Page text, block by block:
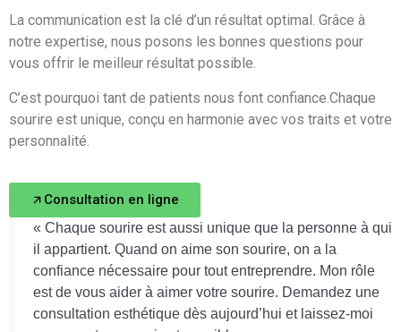
La communication est la clé d’un résultat optimal. Grâce à
notre expertise, nous posons les bonnes questions pour
vous offrir le meilleur résultat possible.
C’est pourquoi tant de patients nous font confiance.Chaque
sourire est unique, conçu en harmonie avec vos traits et votre
personnalité.
Consultation en ligne
« Chaque sourire est aussi unique que la personne à qui
il appartient. Quand on aime son sourire, on a la
confiance nécessaire pour tout entreprendre. Mon rôle
est de vous aider à aimer votre sourire. Demandez une
consultation esthétique dès aujourd’hui et laissez-moi